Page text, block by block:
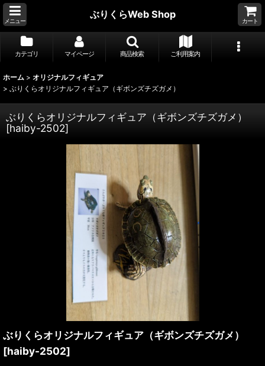
メニュー
ぶりくらWeb Shop
カート
カテゴリ マイページ 商品検索 ご利用案内
ホーム > オリジナルフィギュア
> ぶりくらオリジナルフィギュア（ギボンズチズガメ）
ぶりくらオリジナルフィギュア（ギボンズチズガメ）
[haiby-2502]
ぶりくらオリジナルフィギュア（ギボンズチズガメ）
[haiby-2502]